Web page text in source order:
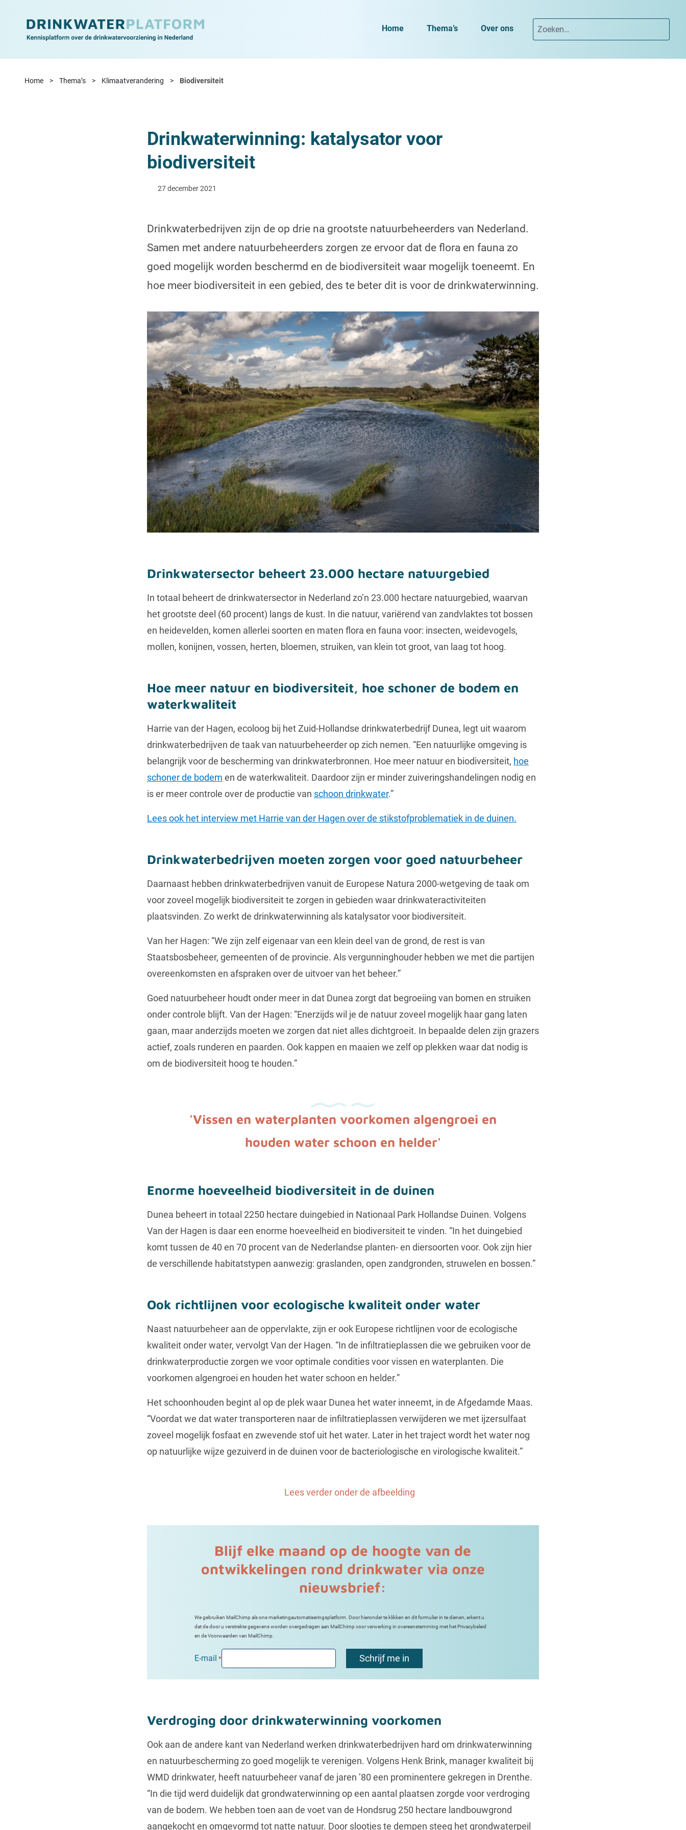
Home Thema’s Over ons
Home Thema’s Klimaatverandering Biodiversiteit
Drinkwaterwinning: katalysator voor
biodiversiteit
27 december 2021
Drinkwaterbedrijven zijn de op drie na grootste natuurbeheerders van Nederland.
Samen met andere natuurbeheerders zorgen ze ervoor dat de flora en fauna zo
goed mogelijk worden beschermd en de biodiversiteit waar mogelijk toeneemt. En
hoe meer biodiversiteit in een gebied, des te beter dit is voor de drinkwaterwinning.
Drinkwatersector beheert 23.000 hectare natuurgebied
In totaal beheert de drinkwatersector in Nederland zo’n 23.000 hectare natuurgebied, waarvan
het grootste deel (60 procent) langs de kust. In die natuur, variërend van zandvlaktes tot bossen
en heidevelden, komen allerlei soorten en maten flora en fauna voor: insecten, weidevogels,
mollen, konijnen, vossen, herten, bloemen, struiken, van klein tot groot, van laag tot hoog.
Hoe meer natuur en biodiversiteit, hoe schoner de bodem en
waterkwaliteit
Harrie van der Hagen, ecoloog bij het Zuid-Hollandse drinkwaterbedrijf Dunea, legt uit waarom
drinkwaterbedrijven de taak van natuurbeheerder op zich nemen. “Een natuurlijke omgeving is
belangrijk voor de bescherming van drinkwaterbronnen. Hoe meer natuur en biodiversiteit, hoe
schoner de bodem en de waterkwaliteit. Daardoor zijn er minder zuiveringshandelingen nodig en
is er meer controle over de productie van schoon drinkwater.”
Lees ook het interview met Harrie van der Hagen over de stikstofproblematiek in de duinen.
Drinkwaterbedrijven moeten zorgen voor goed natuurbeheer
Daarnaast hebben drinkwaterbedrijven vanuit de Europese Natura 2000-wetgeving de taak om
voor zoveel mogelijk biodiversiteit te zorgen in gebieden waar drinkwateractiviteiten
plaatsvinden. Zo werkt de drinkwaterwinning als katalysator voor biodiversiteit.
Van her Hagen: “We zijn zelf eigenaar van een klein deel van de grond, de rest is van
Staatsbosbeheer, gemeenten of de provincie. Als vergunninghouder hebben we met die partijen
overeenkomsten en afspraken over de uitvoer van het beheer.”
Goed natuurbeheer houdt onder meer in dat Dunea zorgt dat begroeiing van bomen en struiken
onder controle blijft. Van der Hagen: “Enerzijds wil je de natuur zoveel mogelijk haar gang laten
gaan, maar anderzijds moeten we zorgen dat niet alles dichtgroeit. In bepaalde delen zijn grazers
actief, zoals runderen en paarden. Ook kappen en maaien we zelf op plekken waar dat nodig is
om de biodiversiteit hoog te houden.”
'Vissen en waterplanten voorkomen algengroei en
houden water schoon en helder'
Enorme hoeveelheid biodiversiteit in de duinen
Dunea beheert in totaal 2250 hectare duingebied in Nationaal Park Hollandse Duinen. Volgens
Van der Hagen is daar een enorme hoeveelheid en biodiversiteit te vinden. “In het duingebied
komt tussen de 40 en 70 procent van de Nederlandse planten- en diersoorten voor. Ook zijn hier
de verschillende habitatstypen aanwezig: graslanden, open zandgronden, struwelen en bossen.”
Ook richtlijnen voor ecologische kwaliteit onder water
Naast natuurbeheer aan de oppervlakte, zijn er ook Europese richtlijnen voor de ecologische
kwaliteit onder water, vervolgt Van der Hagen. “In de infiltratieplassen die we gebruiken voor de
drinkwaterproductie zorgen we voor optimale condities voor vissen en waterplanten. Die
voorkomen algengroei en houden het water schoon en helder.”
Het schoonhouden begint al op de plek waar Dunea het water inneemt, in de Afgedamde Maas.
“Voordat we dat water transporteren naar de infiltratieplassen verwijderen we met ijzersulfaat
zoveel mogelijk fosfaat en zwevende stof uit het water. Later in het traject wordt het water nog
op natuurlijke wijze gezuiverd in de duinen voor de bacteriologische en virologische kwaliteit.”
Lees verder onder de afbeelding
Blijf elke maand op de hoogte van de
ontwikkelingen rond drinkwater via onze
nieuwsbrief:
We gebruiken MailChimp als ons marketingautomatiseringsplatform. Door hieronder te klikken en dit formulier in te dienen, erkent u
dat de door u verstrekte gegevens worden overgedragen aan MailChimp voor verwerking in overeenstemming met het Privacybeleid
en de Voorwaarden van MailChimp.
E-mail *
Verdroging door drinkwaterwinning voorkomen
Ook aan de andere kant van Nederland werken drinkwaterbedrijven hard om drinkwaterwinning
en natuurbescherming zo goed mogelijk te verenigen. Volgens Henk Brink, manager kwaliteit bij
WMD drinkwater, heeft natuurbeheer vanaf de jaren ’80 een prominentere gekregen in Drenthe.
“In die tijd werd duidelijk dat grondwaterwinning op een aantal plaatsen zorgde voor verdroging
van de bodem. We hebben toen aan de voet van de Hondsrug 250 hectare landbouwgrond
aangekocht en omgevormd tot natte natuur. Door slootjes te dempen steeg het grondwaterpeil